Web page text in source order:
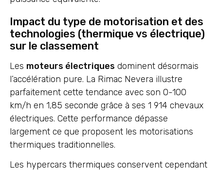
Impact du type de motorisation et des
technologies (thermique vs électrique)
sur le classement
Les moteurs électriques dominent désormais
l’accélération pure. La Rimac Nevera illustre
parfaitement cette tendance avec son 0-100
km/h en 1,85 seconde grâce à ses 1 914 chevaux
électriques. Cette performance dépasse
largement ce que proposent les motorisations
thermiques traditionnelles.
Les hypercars thermiques conservent cependant